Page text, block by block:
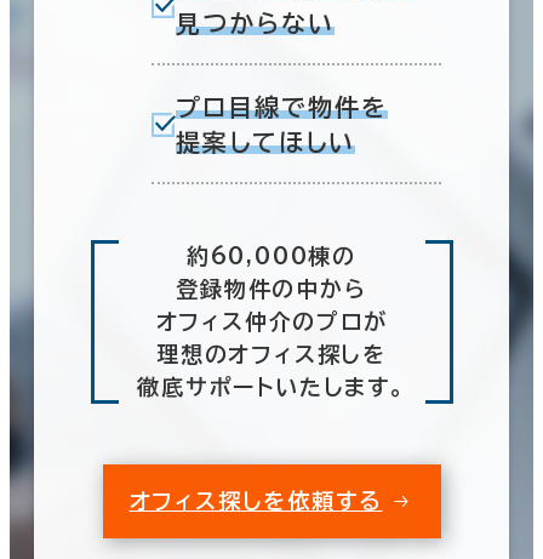
見つからない
プロ目線で物件を
提案してほしい
約60,000棟の
登録物件の中から
オフィス仲介のプロが
理想のオフィス探しを
徹底サポートいたします。
オフィス探しを依頼する